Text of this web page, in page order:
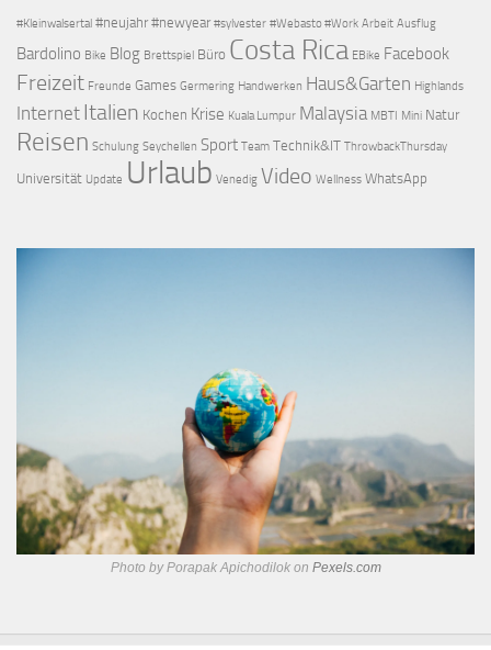
#Kleinwalsertal #neujahr #newyear #sylvester #Webasto #Work Arbeit Ausflug
Bardolino Bike Blog Brettspiel Büro Costa Rica EBike Facebook
Freizeit Freunde Games Germering Handwerken Haus&Garten Highlands
Internet Italien Kochen Krise Kuala Lumpur Malaysia MBTI Mini Natur
Reisen Schulung Seychellen Sport Team Technik&IT ThrowbackThursday
Universität Update Urlaub Venedig Video Wellness WhatsApp
Photo by Porapak Apichodilok on Pexels.com